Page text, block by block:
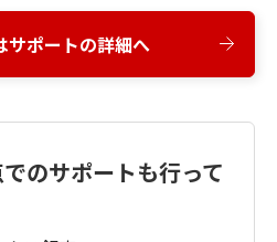
サポートの詳細へ
のサポートも行って